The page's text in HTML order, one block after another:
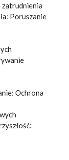
zatrudnienia
Poruszanie
Ochrona